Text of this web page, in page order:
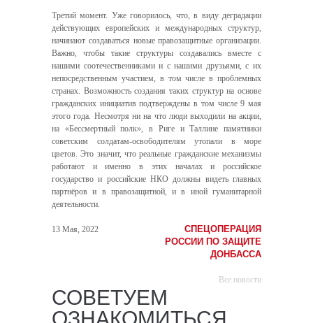
Третий момент. Уже говорилось, что, в виду деградации
действующих европейских и международных структур,
начинают создаваться новые правозащитные организации.
Важно, чтобы такие структуры создавались вместе с
нашими соотечественниками и с нашими друзьями, с их
непосредственным участием, в том числе в проблемных
странах. Возможность создания таких структур на основе
гражданских инициатив подтверждены в том числе 9 мая
этого года. Несмотря ни на что люди выходили на акции,
на «Бессмертный полк», в Риге и Таллине памятники
советским солдатам-освободителям утопали в море
цветов. Это значит, что реальные гражданские механизмы
работают и именно в этих началах и российское
государство и российские НКО должны видеть главных
партнёров и в правозащитной, и в иной гуманитарной
деятельности.
13 Мая, 2022
СПЕЦОПЕРАЦИЯ
РОССИИ ПО ЗАЩИТЕ
ДОНБАССА
Все новости
СОВЕТУЕМ